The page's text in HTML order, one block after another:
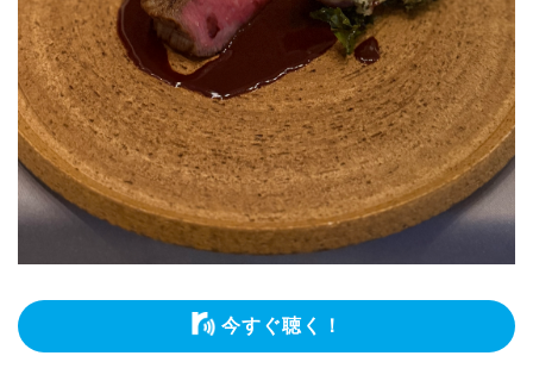
今すぐ聴く！